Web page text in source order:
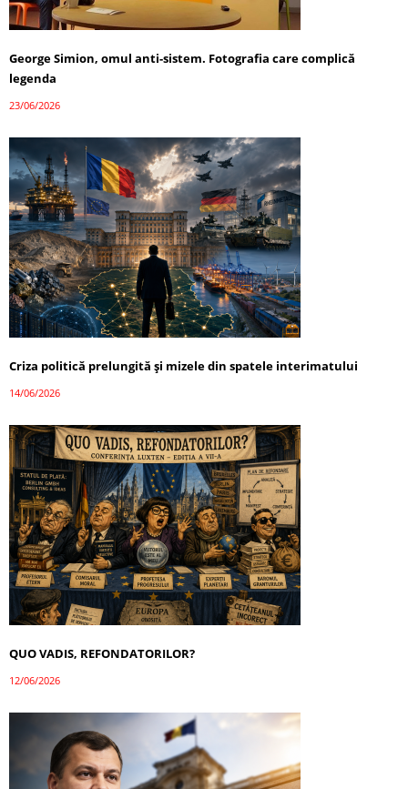
George Simion, omul anti-sistem. Fotografia care complică
legenda
23/06/2026
Criza politică prelungită și mizele din spatele interimatului
14/06/2026
QUO VADIS, REFONDATORILOR?
12/06/2026